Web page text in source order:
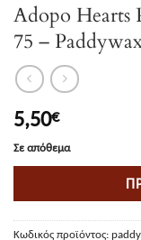
Adopo Hearts
75 –
5,50€
Σε απόθεμα
Κωδικός προϊόντος: